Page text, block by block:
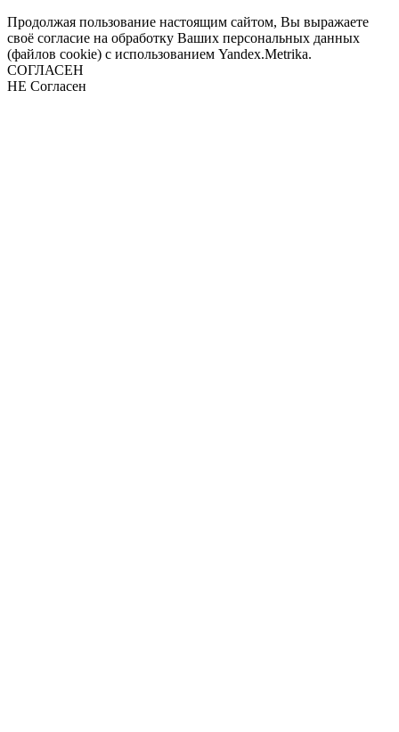
Продолжая пользование настоящим сайтом, Вы выражаете
своё согласие на обработку Ваших персональных данных
(файлов cookie) с использованием Yandex.Metrika.
СОГЛАСЕН
НЕ Согласен